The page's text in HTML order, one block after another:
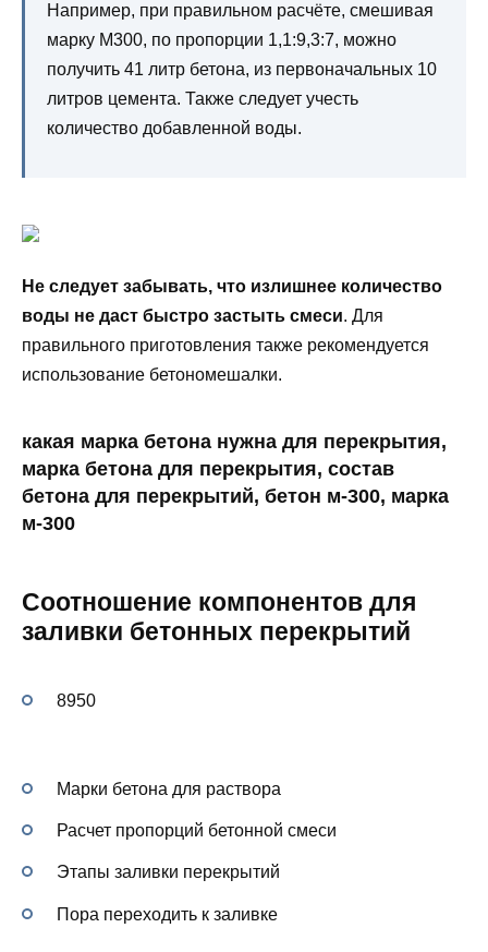
Например, при правильном расчёте, смешивая
марку М300, по пропорции 1,1:9,3:7, можно
получить 41 литр бетона, из первоначальных 10
литров цемента. Также следует учесть
количество добавленной воды.
Не следует забывать, что излишнее количество
воды не даст быстро застыть смеси. Для
правильного приготовления также рекомендуется
использование бетономешалки.
какая марка бетона нужна для перекрытия,
марка бетона для перекрытия, состав
бетона для перекрытий, бетон м-300, марка
м-300
Соотношение компонентов для
заливки бетонных перекрытий
8950
Марки бетона для раствора
Расчет пропорций бетонной смеси
Этапы заливки перекрытий
Пора переходить к заливке